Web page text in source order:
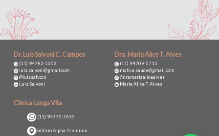
Dr. Luís Salvoni C. Campos
(11) 94782-5653
luis.salvoni@gmail.com
@luissalvoni
Luis Salvoni
Dra. Maria Alice T. Alves
(11) 94709-5715
malice.saude@gmail.com
@dramariaalicealves
Maria Alice T. Alves
Clínica Lunga Vita
(11) 94775-7633
Edifício Alpha Premium